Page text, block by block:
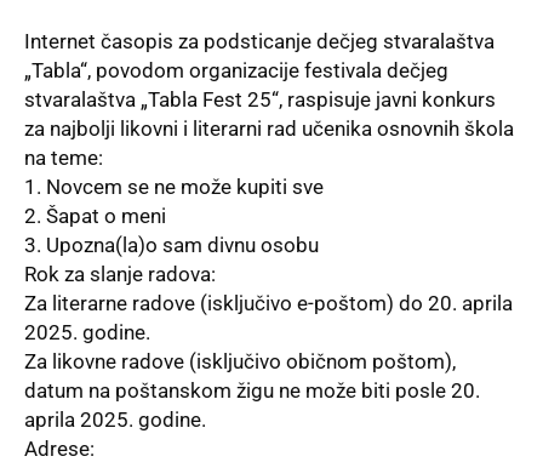
Internet časopis za podsticanje dečjeg stvaralaštva
„Tabla“, povodom organizacije festivala dečjeg
stvaralaštva „Tabla Fest 25“, raspisuje javni konkurs
za najbolјi likovni i literarni rad učenika osnovnih škola
na teme:
1. Novcem se ne može kupiti sve
2. Šapat o meni
3. Upozna(la)o sam divnu osobu
Rok za slanje radova:
Za literarne radove (isklјučivo e-poštom) do 20. aprila
2025. godine.
Za likovne radove (isklјučivo običnom poštom),
datum na poštanskom žigu ne može biti posle 20.
aprila 2025. godine.
Adrese: